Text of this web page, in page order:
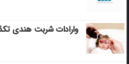
وارادات شربت هندی